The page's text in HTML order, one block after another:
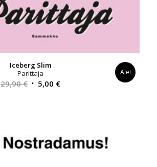
Iceberg Slim
Parittaja
29,90€ Alkuperäinen
5,00 €Nykyinen
Ale!